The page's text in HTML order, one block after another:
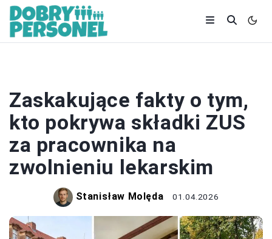
Zaskakujące fakty o tym,
kto pokrywa składki ZUS
za pracownika na
zwolnieniu lekarskim
Stanisław Molęda 01.04.2026